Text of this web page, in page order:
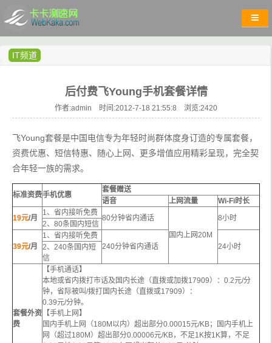
IT频道
后付费飞Young手机套餐详情
作者:admin 时间:2012-7-18 21:55:8 浏览:2420
飞Young套餐是中国电信专为年轻时尚群体度身订造的专属套餐，
资费优惠、短信特惠、随心上网、更多增值应用精彩呈现，完全契
合年轻一族的需求。
标准资费手机优惠
套餐赠送
语音
上网流量
Wi-Fi时长
19元/月
1、省内接听免费
80分钟省内通话
国内上网20M
8小时
2、80条国内短信
39元/月
1、省内接听免费
240分钟省内通话
24小时
2、240条国内短
信
套餐外资
费
【手机通话】
本地或省内拨打市话及国内长途（直拨或加拨17909）：0.2元/分
钟，省际被叫/拨打国内长途（直拨或17909）：
0.39元/分钟。
【手机上网】
国内手机上网（180M以内）超出部分0.00015元/KB；国内手机上
网（超过180M）超出部分0.00006元/KB，不足1K按1K算，不足